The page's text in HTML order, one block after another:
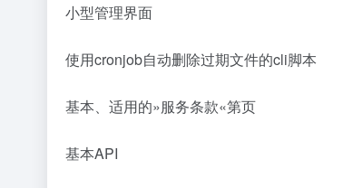
小型管理界面
使用cronjob自动删除过期文件的cli脚本
基本、适用的»服务条款«第页
基本API